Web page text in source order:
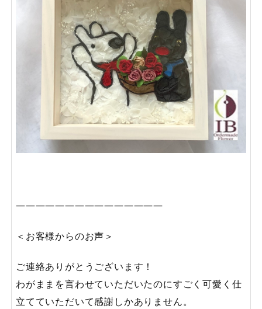
———————————————
＜お客様からのお声＞
ご連絡ありがとうございます！
わがままを言わせていただいたのにすごく可愛く仕
立てていただいて感謝しかありません。